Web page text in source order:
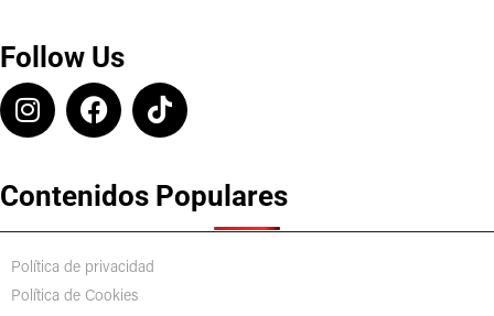
Follow Us
Contenidos Populares
Política de privacidad
Política de Cookies